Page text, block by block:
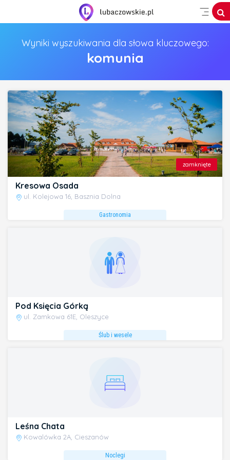
Wyniki wyszukiwania dla słowa kluczowego:
komunia
zamknięte
Kresowa Osada
ul. Kolejowa 16, Basznia Dolna
Gastronomia
Pod Księcia Górką
ul. Zamkowa 61E, Oleszyce
Ślub i wesele
Leśna Chata
Kowalówka 2A, Cieszanów
Noclegi